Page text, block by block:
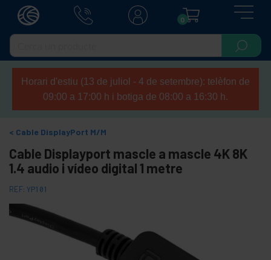
0
Horari d'estiu (13 de juliol - 4 de setembre): telèfon de
09:00 a 17:00 h i botiga de 08:00 a 16:30 h.
Cable DisplayPort M/M
Cable Displayport mascle a mascle 4K 8K
1.4 audio i vídeo digital 1 metre
REF: YP101